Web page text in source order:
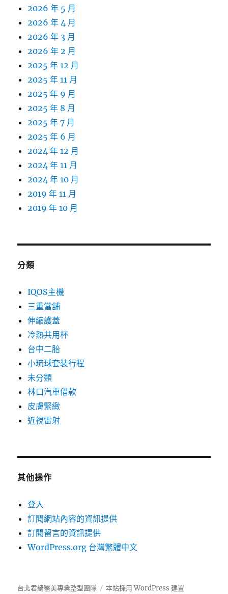
2026 年 5 月
2026 年 4 月
2026 年 3 月
2026 年 2 月
2025 年 12 月
2025 年 11 月
2025 年 9 月
2025 年 8 月
2025 年 7 月
2025 年 6 月
2024 年 12 月
2024 年 11 月
2024 年 10 月
2019 年 11 月
2019 年 10 月
分類
IQOS主機
三重當舖
伸縮護蓋
冷熱共用杯
台中二胎
小琉球套裝行程
未分類
林口汽車借款
皮膚緊緻
近視雷射
其他操作
登入
訂閱網站內容的資訊提供
訂閱留言的資訊提供
WordPress.org 台灣繁體中文
台北君綺醫美專業整型團隊 本站採用 WordPress 建置